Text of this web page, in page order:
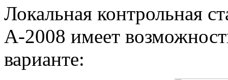
Локальная контрольная
А-2008 имеет
варианте: